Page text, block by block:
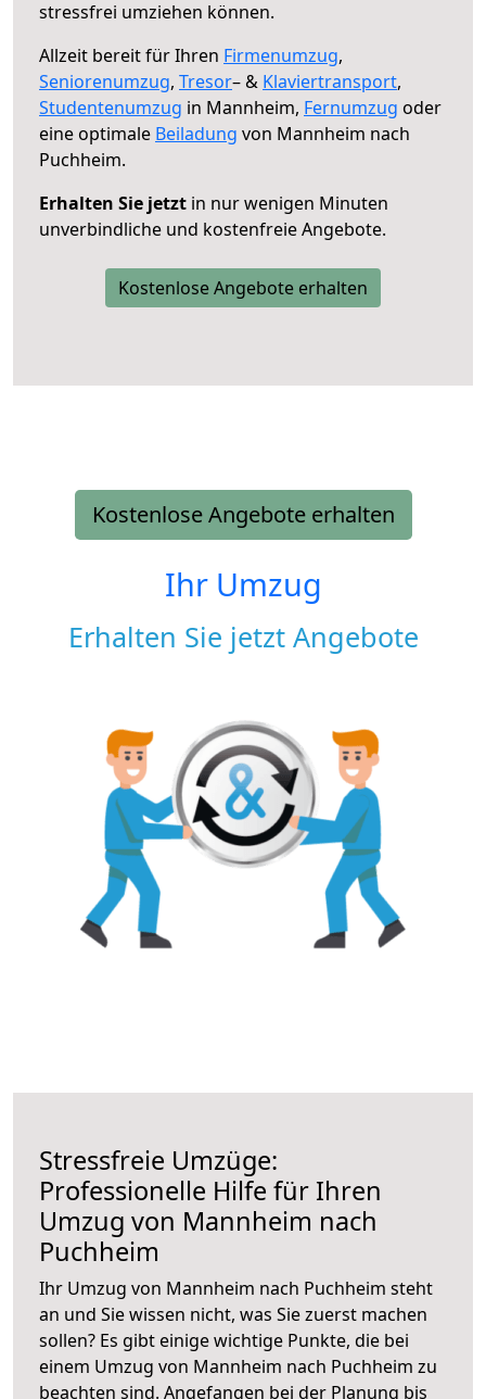
stressfrei umziehen können.
Allzeit bereit für Ihren Firmenumzug,
Seniorenumzug, Tresor– & Klaviertransport,
Studentenumzug in Mannheim, Fernumzug oder
eine optimale Beiladung von Mannheim nach
Puchheim.
Erhalten Sie jetzt in nur wenigen Minuten
unverbindliche und kostenfreie Angebote.
Kostenlose Angebote erhalten
Kostenlose Angebote erhalten
Ihr Umzug
Erhalten Sie jetzt Angebote
Stressfreie Umzüge:
Professionelle Hilfe für Ihren
Umzug von Mannheim nach
Puchheim
Ihr Umzug von Mannheim nach Puchheim steht
an und Sie wissen nicht, was Sie zuerst machen
sollen? Es gibt einige wichtige Punkte, die bei
einem Umzug von Mannheim nach Puchheim zu
beachten sind. Angefangen bei der Planung bis